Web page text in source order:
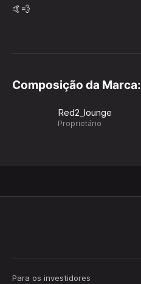
🤙💨
Composição da Marca:
Red2_lounge
Proprietário
Para os investidores